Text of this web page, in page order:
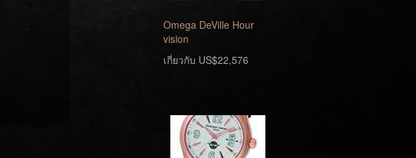
Omega DeVille Hour
vision
เกี่ยวกับ US$22,576